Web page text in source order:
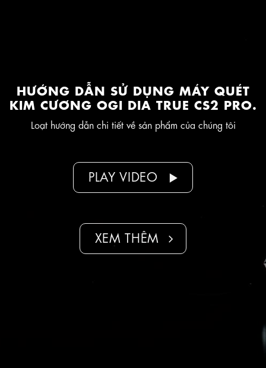
HƯỚNG DẪN SỬ DỤNG MÁY QUÉT
KIM CƯƠNG OGI DIA TRUE CS2 PRO.
Loạt hướng dẫn chi tiết về sản phẩm của chúng tôi
PLAY VIDEO
XEM THÊM